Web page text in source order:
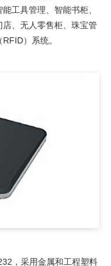
工具管理、智能书柜、
、无人零售柜、珠宝管
）系统。
，采用金属和工程塑料